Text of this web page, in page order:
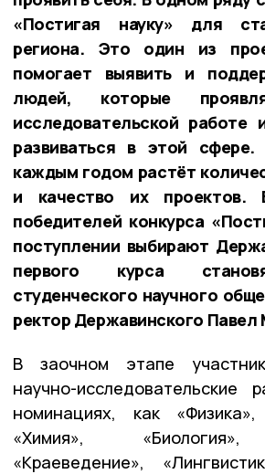
«Постигая науку» для
региона. Это один из
помогает выявить и
людей, которые
исследовательской работе
развиваться в этой
каждым годом растёт
и качество их проектов.
победителей конкурса
поступлении выбирают
первого курса
студенческого научного
ректор Державинского Павел
В заочном этапе
научно-исследовательские
номинациях, как «Физика»,
«Химия», «Биология»,
«Краеведение»,